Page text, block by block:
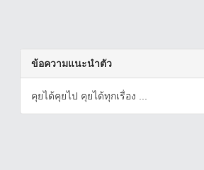
ข้อความแนะนำตัว
คุยได้คุยไป คุยได้ทุกเรื่อง ...